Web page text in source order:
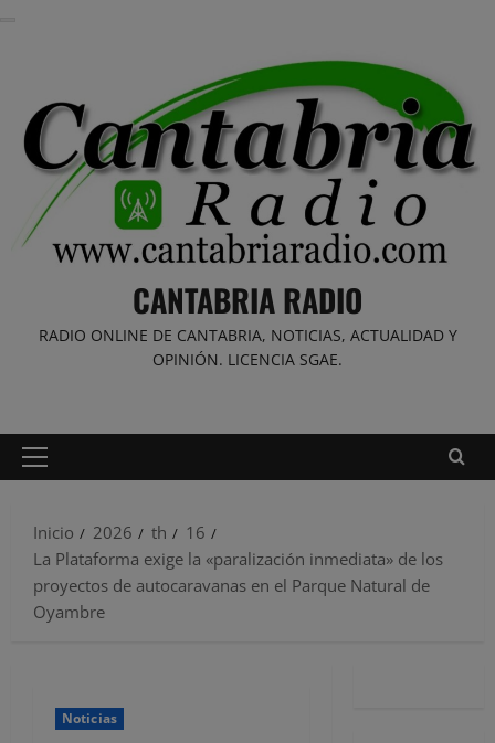
CANTABRIA RADIO
RADIO ONLINE DE CANTABRIA, NOTICIAS, ACTUALIDAD Y
OPINIÓN. LICENCIA SGAE.
Menú
Inicio
2026 th
16
La Plataforma exige la «paralización inmediata» de los
proyectos de autocaravanas en el Parque Natural de
Oyambre
Noticias